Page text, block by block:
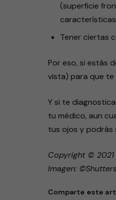
(superficie
Tener ciertas
Por eso, si estás
vista) para que te
Y si te
tu médico, aun
tus ojos y podrás
Copyright © 2021
Imagen:
Comparte este